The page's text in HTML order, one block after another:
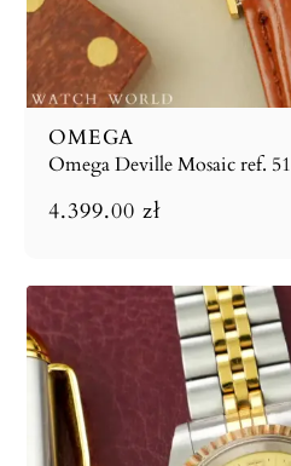
OMEGA
Omega Deville Mosaic ref.
4.399.00 zł